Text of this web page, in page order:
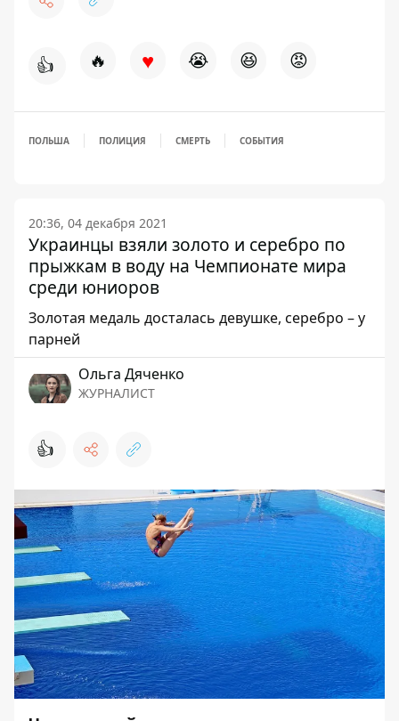
👍 🔥 ♥ 😭 😆 😡
ПОЛЬША ПОЛИЦИЯ СМЕРТЬ СОБЫТИЯ
20:36, 04 декабря 2021
Украинцы взяли золото и серебро по
прыжкам в воду на Чемпионате мира
среди юниоров
Золотая медаль досталась девушке, серебро – у
парней
Ольга Дяченко
ЖУРНАЛИСТ
👍